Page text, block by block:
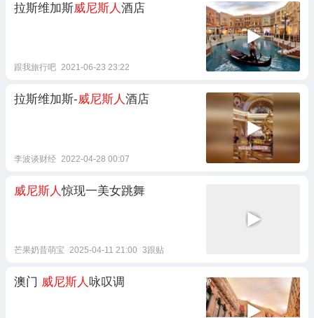
拉斯维加斯威尼斯人酒店
跟我旅行吧 2021-06-23 23:22
拉斯维加斯-威尼斯人酒店
李波谈财经 2022-04-28 00:07
威尼斯人惊现一美女跳舞
芒果奶昔萌宝 2025-04-11 21:00 3跟贴
澳门 威尼斯人咏叹调